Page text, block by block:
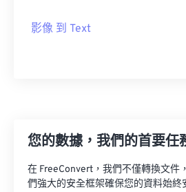
影像 到 Text
您的數據，我們的首要任
在 FreeConvert，我們不僅轉換文件
們強大的安全框架確保您的資料始終